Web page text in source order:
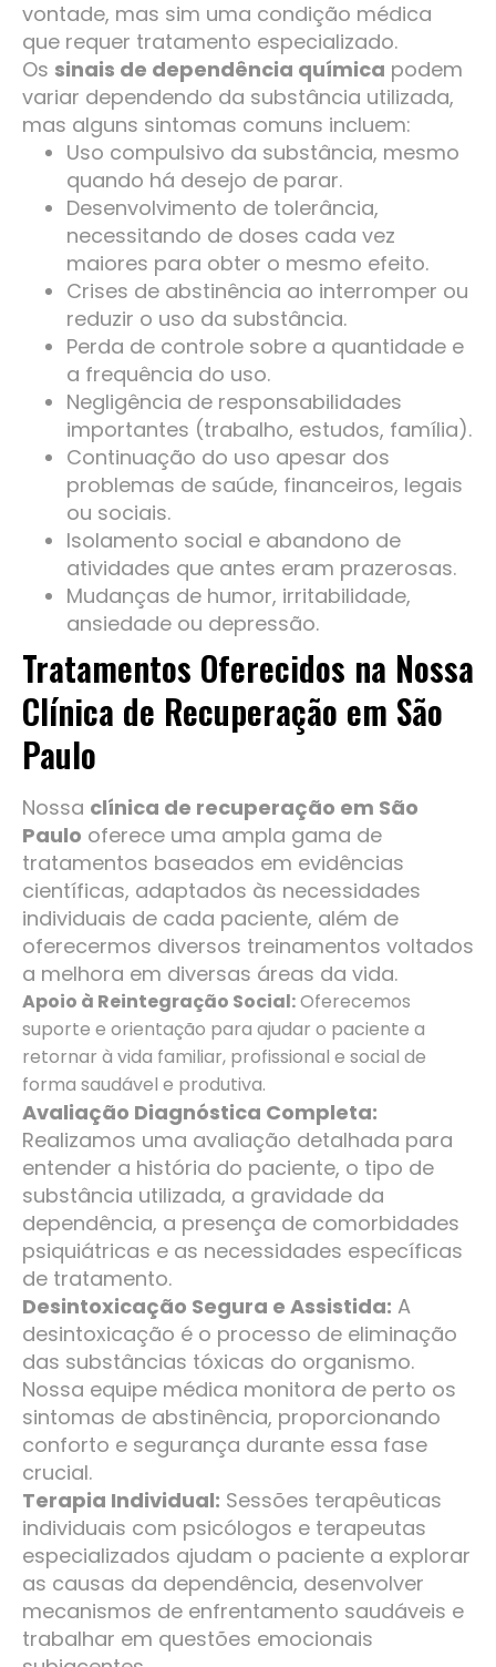
vontade, mas sim uma condição médica
que requer tratamento especializado.
Os sinais de dependência química podem
variar dependendo da substância utilizada,
mas alguns sintomas comuns incluem:
Uso compulsivo da substância, mesmo
quando há desejo de parar.
Desenvolvimento de tolerância,
necessitando de doses cada vez
maiores para obter o mesmo efeito.
Crises de abstinência ao interromper ou
reduzir o uso da substância.
Perda de controle sobre a quantidade e
a frequência do uso.
Negligência de responsabilidades
importantes (trabalho, estudos, família).
Continuação do uso apesar dos
problemas de saúde, financeiros, legais
ou sociais.
Isolamento social e abandono de
atividades que antes eram prazerosas.
Mudanças de humor, irritabilidade,
ansiedade ou depressão.
Tratamentos Oferecidos na Nossa
Clínica de Recuperação em São
Paulo
Nossa clínica de recuperação em São
Paulo oferece uma ampla gama de
tratamentos baseados em evidências
científicas, adaptados às necessidades
individuais de cada paciente, além de
oferecermos diversos treinamentos voltados
a melhora em diversas áreas da vida.
Apoio à Reintegração Social:Oferecemos
suporte e orientação para ajudar o paciente a
retornar à vida familiar, profissional e social de
forma saudável e produtiva.
Avaliação Diagnóstica Completa:
Realizamos uma avaliação detalhada para
entender a história do paciente, o tipo de
substância utilizada, a gravidade da
dependência, a presença de comorbidades
psiquiátricas e as necessidades específicas
de tratamento.
Desintoxicação Segura e Assistida: A
desintoxicação é o processo de eliminação
das substâncias tóxicas do organismo.
Nossa equipe médica monitora de perto os
sintomas de abstinência, proporcionando
conforto e segurança durante essa fase
crucial.
Terapia Individual: Sessões terapêuticas
individuais com psicólogos e terapeutas
especializados ajudam o paciente a explorar
as causas da dependência, desenvolver
mecanismos de enfrentamento saudáveis e
trabalhar em questões emocionais